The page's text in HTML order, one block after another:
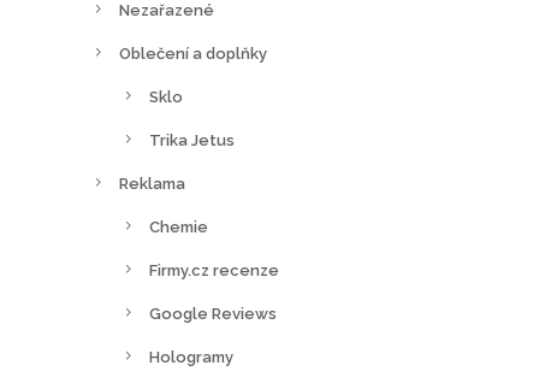
Nezařazené
Oblečení a doplňky
Sklo
Trika Jetus
Reklama
Chemie
Firmy.cz recenze
Google Reviews
Hologramy